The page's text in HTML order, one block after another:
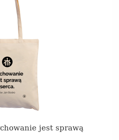
jest sprawą